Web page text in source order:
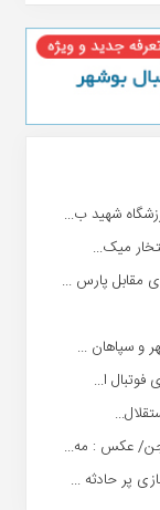
شهید ب...
میک...
مقابل پارس ...
و سپاهان ...
فوتبال ا...
عکس : مه...
پر حادثه ...